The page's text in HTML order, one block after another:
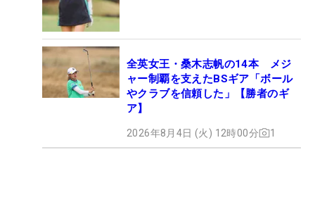
全英女王・桑木志帆の14本 メジ
ャー制覇を支えたBSギア「ボール
やクラブを信頼した」【勝者のギ
ア】
2026年8月4日 (火) 12時00分 1